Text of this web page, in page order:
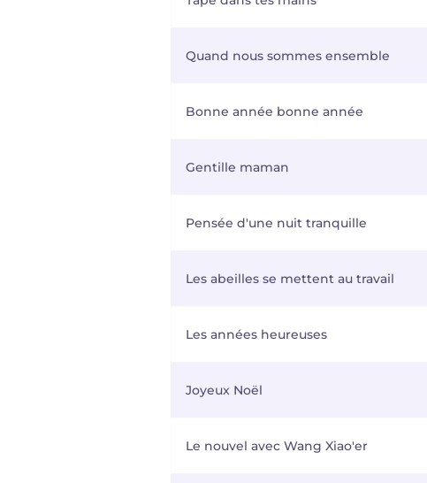
Quand nous sommes ensemble
Bonne année bonne année
Gentille maman
Pensée d'une nuit tranquille
Les abeilles se mettent au travail
Les années heureuses
Joyeux Noël
Le nouvel avec Wang Xiao'er